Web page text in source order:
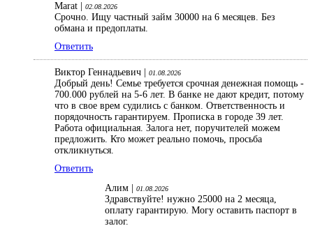
Marat | 02.08.2026
Срочно. Ищу частный займ 30000 на 6 месяцев. Без
обмана и предоплаты.
Ответить
Виктор Геннадьевич | 01.08.2026
Добрый день! Семье требуется срочная денежная помощь -
700.000 рублей на 5-6 лет. В банке не дают кредит, потому
что в свое врем судились с банком. Ответственность и
порядочность гарантируем. Прописка в городе 39 лет.
Работа официальная. Залога нет, поручителей можем
предложить. Кто может реально помочь, просьба
откликнуться.
Ответить
Алим |
01.08.2026
Здравствуйте! нужно 25000 на 2 месяца,
оплату гарантирую. Могу оставить паспорт в
залог.